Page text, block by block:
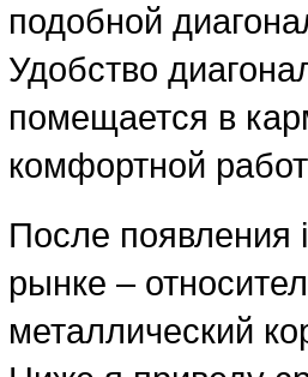
подобной
Удобство
помещается в
комфортной
После появления
рынке –
металлический